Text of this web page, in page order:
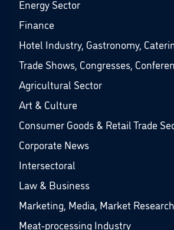
Energy Sector
Finance
Hotel Industry, Gastronomy,
Trade Shows, Congresses,
Agricultural Sector
Art & Culture
Consumer Goods & Retail Trade
Corporate News
Intersectoral
Law & Business
Marketing, Media, Market Research
Meat-processing Industry